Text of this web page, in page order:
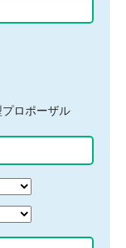
ロポーザル